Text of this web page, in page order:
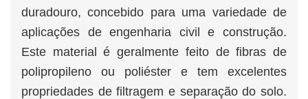
duradouro, concebido para uma variedade de
aplicações de engenharia civil e construção.
Este material é geralmente feito de fibras de
polipropileno ou poliéster e tem excelentes
propriedades de filtragem e separação do solo.